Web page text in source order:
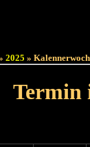
2025 »
Termin